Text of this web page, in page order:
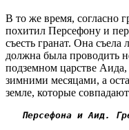
В то же время, согласно
похитил Персефону и
съесть гранат. Она съела
должна была проводить
подземном царстве Аида,
зимними месяцами, а
земле, которые
Персефона и Аид.